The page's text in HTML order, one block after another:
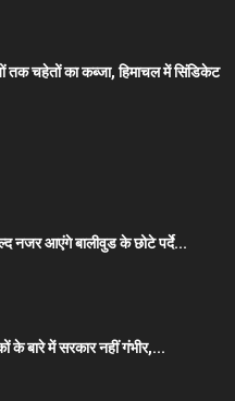
तक चहेतों का कब्जा, हिमाचल में सिंडिकेट
नजर आएंगे बालीवुड के छोटे पर्दे...
के बारे में सरकार नहीं गंभीर,...